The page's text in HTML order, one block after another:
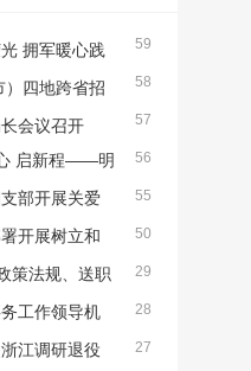
59
拥军暖心践
58
）四地跨省招
格局
57
会议召开
56
启新程——明
欢送2026年春季新55
部开展关爱
活动
50
开展树立和
29
策法规、送职
营活动在滁州正式
28
工作领导机
培训班在巢湖举办27
江调研退役